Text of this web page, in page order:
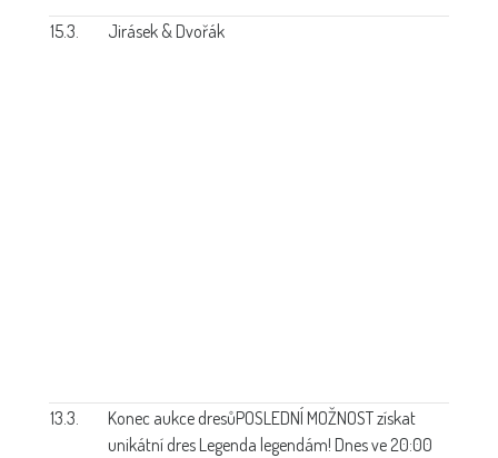
15.3. Jirásek & Dvořák
13.3. Konec aukce dresůPOSLEDNÍ MOŽNOST získat
unikátní dres Legenda legendám! Dnes ve 20:00